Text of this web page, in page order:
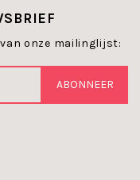
onze mailinglijst:
ABONNEER